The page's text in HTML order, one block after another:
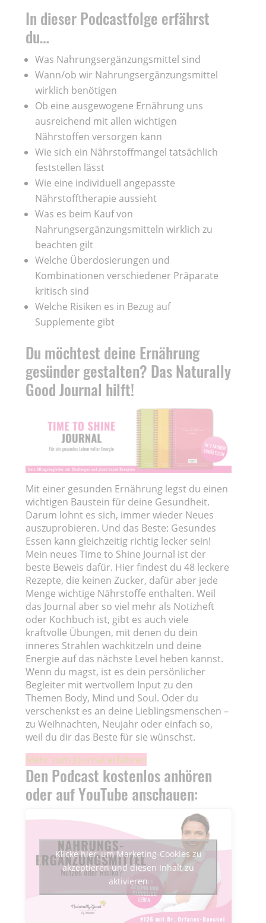
In dieser Podcastfolge erfährst
du…
Was Nahrungsergänzungsmittel sind
Wann/ob wir Nahrungsergänzungsmittel
wirklich benötigen
Ob eine ausgewogene Ernährung uns
ausreichend mit allen wichtigen
Nährstoffen versorgen kann
Wie sich ein Nährstoffmangel tatsächlich
feststellen lässt
Wie eine individuell angepasste
Nährstofftherapie aussieht
Was es beim Kauf von
Nahrungsergänzungsmitteln wirklich zu
beachten gilt
Welche Überdosierungen und
Kombinationen verschiedener Präparate
kritisch sind
Welche Risiken es in Bezug auf
Supplemente gibt
Du möchtest deine Ernährung
gesünder gestalten? Das Naturally
Good Journal hilft!
Mit einer gesunden Ernährung legst du einen
wichtigen Baustein für deine Gesundheit.
Darum lohnt es sich, immer wieder Neues
auszuprobieren. Und das Beste: Gesundes
Essen kann gleichzeitig richtig lecker sein!
Mein neues Time to Shine Journal ist der
beste Beweis dafür. Hier findest du 48 leckere
Rezepte, die keinen Zucker, dafür aber jede
Menge wichtige Nährstoffe enthalten. Weil
das Journal aber so viel mehr als Notizheft
oder Kochbuch ist, gibt es auch viele
kraftvolle Übungen, mit denen du dein
inneres Strahlen wachkitzeln und deine
Energie auf das nächste Level heben kannst.
Wenn du magst, ist es dein persönlicher
Begleiter mit wertvollem Input zu den
Themen Body, Mind und Soul. Oder du
verschenkst es an deine Lieblingsmenschen –
zu Weihnachten, Neujahr oder einfach so,
weil du dir das Beste für sie wünschst.
Mehr zum Journal erfahren
Den Podcast kostenlos anhören
oder auf YouTube anschauen:
Klicke hier, um Marketing-Cookies zu
akzeptieren und diesen Inhalt zu
aktivieren